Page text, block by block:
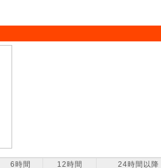
6時間 12時間 24時間以降